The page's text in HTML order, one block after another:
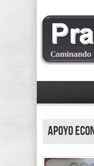
apoyo